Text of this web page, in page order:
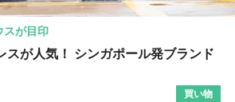
スが目印
スが人気！ シンガポール発ブランド
買い物